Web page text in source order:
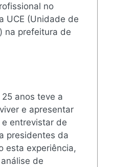
no
UCE (Unidade de
na prefeitura de
anos teve a
e apresentar
entrevistar de
presidentes da
esta experiência,
de